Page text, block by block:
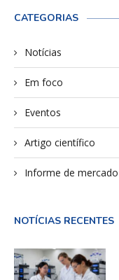
CATEGORIAS
Notícias
Em foco
Eventos
Artigo científico
Informe de mercado
NOTÍCIAS RECENTES